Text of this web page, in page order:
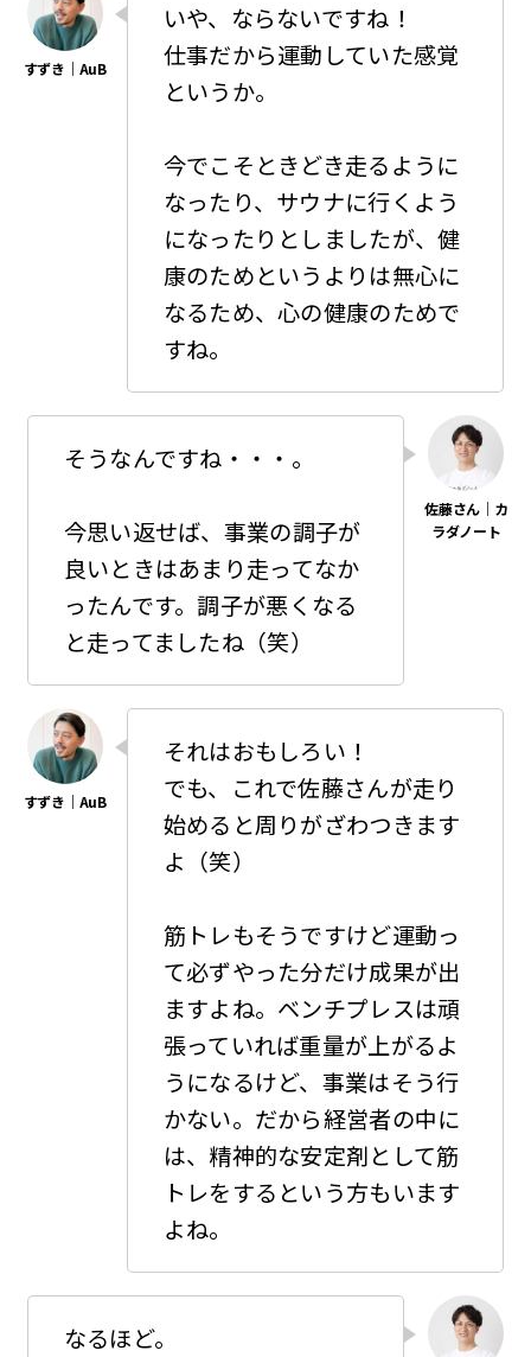
いや、ならないですね！
仕事だから運動していた感覚
というか。
今でこそときどき走るように
なったり、サウナに行くよう
になったりとしましたが、健
康のためというよりは無心に
なるため、心の健康のためで
すね。
そうなんですね・・・。
今思い返せば、事業の調子が
良いときはあまり走ってなか
ったんです。調子が悪くなる
と走ってましたね（笑）
それはおもしろい！
でも、これで佐藤さんが走り
始めると周りがざわつきます
よ（笑）
筋トレもそうですけど運動っ
て必ずやった分だけ成果が出
ますよね。ベンチプレスは頑
張っていれば重量が上がるよ
うになるけど、事業はそう行
かない。だから経営者の中に
は、精神的な安定剤として筋
トレをするという方もいます
よね。
なるほど。